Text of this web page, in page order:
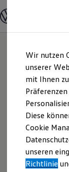
Hauptinhalt
springen
Footer
springen
Modelle und
SUV
Kombis
Schnell
Angebote
E-Auto-
Wir nutzen
unserer
mit Ihnen
Diese
Cookie
unseren
Richtlinie